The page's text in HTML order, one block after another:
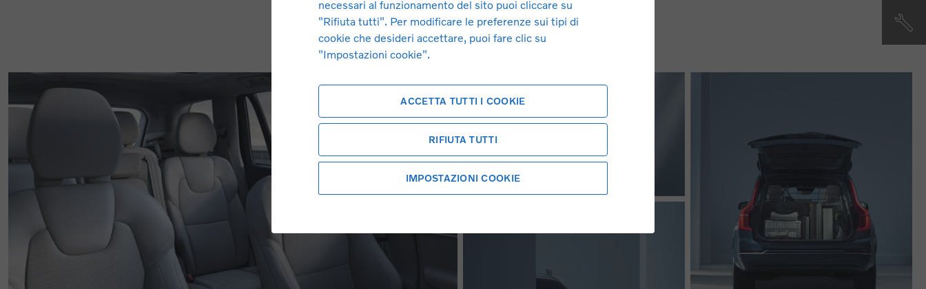
necessari al funzionamento del sito puoi cliccare su
"Rifiuta tutti". Per modificare le preferenze sui tipi di
cookie che desideri accettare, puoi fare clic su
"Impostazioni cookie".
ACCETTA TUTTI I COOKIE
RIFIUTA TUTTI
IMPOSTAZIONI COOKIE